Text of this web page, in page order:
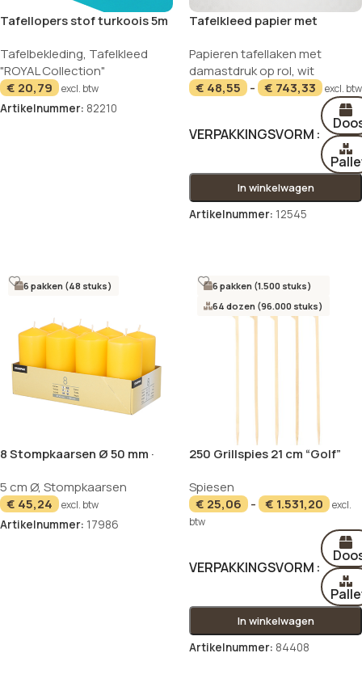
Tafellopers stof turkoois 5m
Tafelbekleding, Tafelkleed
"ROYAL Collection"
€ 20,79 excl. btw
Artikelnummer: 82210
Tafelkleed papier met
Papieren tafellaken met
damastdruk op rol, wit
€ 48,55 - € 743,33 excl. btw
VERPAKKINGSVORM
In winkelwagen
Artikelnummer: 12545
6 pakken (48 stuks)
8 Stompkaarsen Ø 50 mm ·
5 cm Ø, Stompkaarsen
€ 45,24 excl. btw
Artikelnummer: 17986
6 pakken (1.500 stuks)
64 dozen (96.000 stuks)
250 Grillspies 21 cm “Golf”
Spiesen
€ 25,06 - € 1.531,20
excl.
btw
VERPAKKINGSVORM
In winkelwagen
Artikelnummer: 84408